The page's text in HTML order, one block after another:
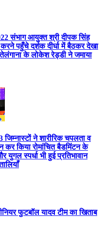
संभाग आयुक्त श्री दीपक सिंह
करने पहुँचे दर्शक दीर्घा में बैठकर देखा
के लोकेश रेड्डी ने जमाया
ने शारीरिक चपलता व
किया रोमांचित बैडमिंटन के
युगल स्पर्धा भी हुई प्रतिभावान
फुटबॉल यादव टीम का खिताब